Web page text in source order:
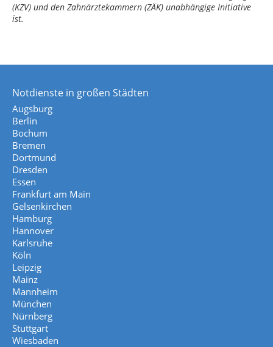
(KZV) und den Zahnärztekammern (ZÄK) unabhängige Initiative
ist.
Notdienste in großen Städten
Augsburg
Berlin
Bochum
Bremen
Dortmund
Dresden
Essen
Frankfurt am Main
Gelsenkirchen
Hamburg
Hannover
Karlsruhe
Köln
Leipzig
Mainz
Mannheim
München
Nürnberg
Stuttgart
Wiesbaden